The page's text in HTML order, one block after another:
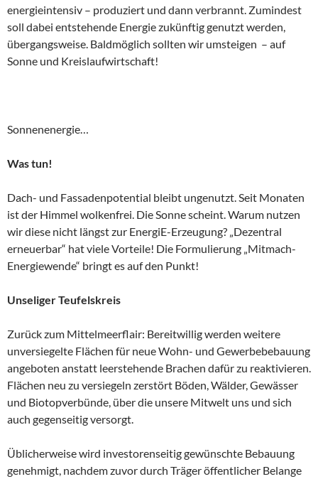
energieintensiv – produziert und dann verbrannt. Zumindest
soll dabei entstehende Energie zukünftig genutzt werden,
übergangsweise. Baldmöglich sollten wir umsteigen – auf
Sonne und Kreislaufwirtschaft!
Sonnenenergie…
Was tun!
Dach- und Fassadenpotential bleibt ungenutzt. Seit Monaten
ist der Himmel wolkenfrei. Die Sonne scheint. Warum nutzen
wir diese nicht längst zur EnergiE-Erzeugung? „Dezentral
erneuerbar“ hat viele Vorteile! Die Formulierung „Mitmach-
Energiewende“ bringt es auf den Punkt!
Unseliger Teufelskreis
Zurück zum Mittelmeerflair: Bereitwillig werden weitere
unversiegelte Flächen für neue Wohn- und Gewerbebebauung
angeboten anstatt leerstehende Brachen dafür zu reaktivieren.
Flächen neu zu versiegeln zerstört Böden, Wälder, Gewässer
und Biotopverbünde, über die unsere Mitwelt uns und sich
auch gegenseitig versorgt.
Üblicherweise wird investorenseitig gewünschte Bebauung
genehmigt, nachdem zuvor durch Träger öffentlicher Belange